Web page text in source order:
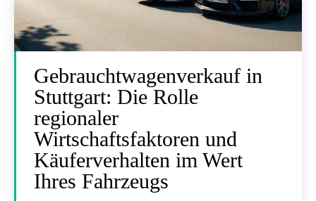
Gebrauchtwagenverkauf in
Stuttgart: Die Rolle
regionaler
Wirtschaftsfaktoren und
Käuferverhalten im Wert
Ihres Fahrzeugs